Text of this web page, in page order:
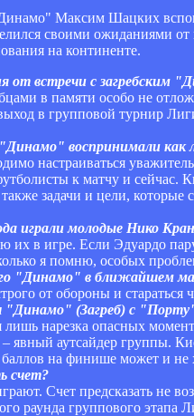
Максим Шацких
своими ожиданиями
на континенте.
от встречи с загребским
в памяти особо не
в групповой турнир
воспринимали как
настраиваться
к матчу и сейчас.
задачи и цели, которые
играли молодые Нико
их в игре. Если Эдуардо
я помню, особых
"Динамо" в ближайшем
от обороны и стараться
(Загреб) с "Порту"
лишь нарезка опасных
явный аутсайдер группы.
баллов на финише может и
счет?
Счет предсказать не
раунда группового